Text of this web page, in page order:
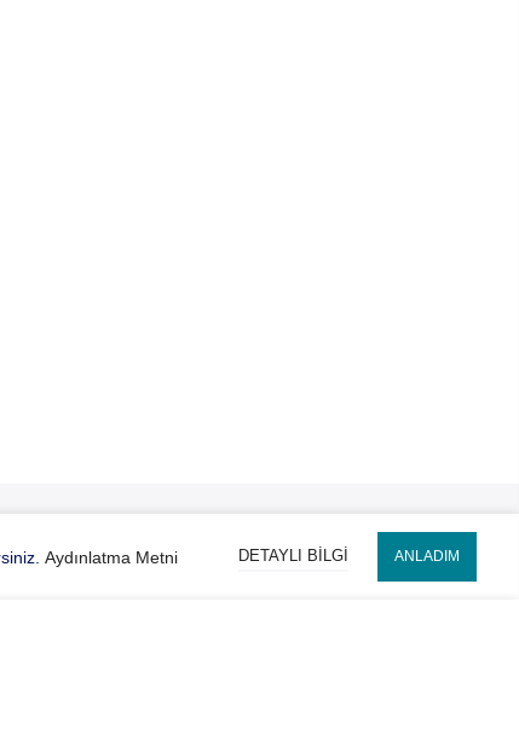
Aydınlatma Metni DETAYLI BILGI ANLADIM